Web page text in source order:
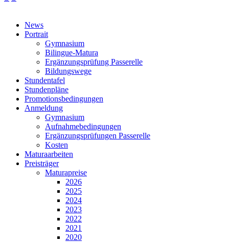
News
Portrait
Gymnasium
Bilingue-Matura
Ergänzungsprüfung Passerelle
Bildungswege
Stundentafel
Stundenpläne
Promotionsbedingungen
Anmeldung
Gymnasium
Aufnahmebedingungen
Ergänzungsprüfungen Passerelle
Kosten
Maturaarbeiten
Preisträger
Maturapreise
2026
2025
2024
2023
2022
2021
2020